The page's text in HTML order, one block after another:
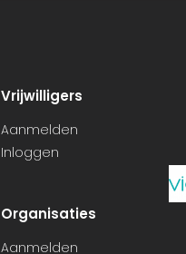
Vrijwilligers
Aanmelden
Inloggen
Organisaties
Aanmelden